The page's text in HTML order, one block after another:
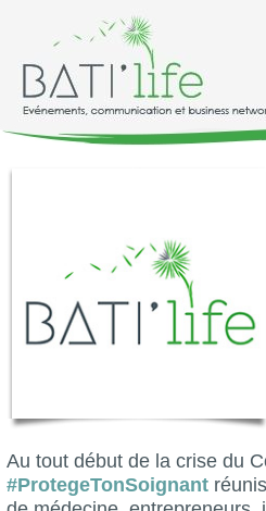
Au tout début de la crise du
#ProtegeTonSoignant